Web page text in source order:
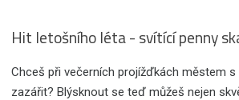
Hit letošního léta - svítící penny
Chceš při večerních projížďkách městem
zazářit? Blýsknout se teď můžeš nejen